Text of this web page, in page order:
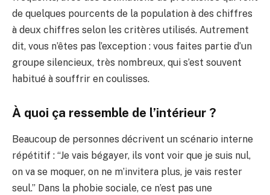
de quelques pourcents de la population à des chiffres
à deux chiffres selon les critères utilisés. Autrement
dit, vous n’êtes pas l’exception : vous faites partie d’un
groupe silencieux, très nombreux, qui s’est souvent
habitué à souffrir en coulisses.
À quoi ça ressemble de l’intérieur ?
Beaucoup de personnes décrivent un scénario interne
répétitif : “Je vais bégayer, ils vont voir que je suis nul,
on va se moquer, on ne m’invitera plus, je vais rester
seul.” Dans la phobie sociale, ce n’est pas une